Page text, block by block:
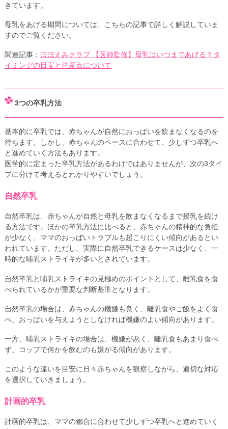
きています。
母乳をあげる期間については、こちらの記事で詳しく解説していま
すのでご覧ください。
関連記事： ほほえみクラブ 【医師監修】母乳はいつまであげる？タ
イミングの目安と注意点について
3つの卒乳方法
基本的に卒乳では、赤ちゃんが自然におっぱいを飲まなくなるのを
待ちます。しかし、赤ちゃんのペースに合わせて、少しずつ卒乳へ
と進めていく方法もあります。
医学的に定まった卒乳方法があるわけではありませんが、次の3タイ
プに分けて考えるとわかりやすいでしょう。
自然卒乳
自然卒乳は、赤ちゃんが自然と母乳を飲まなくなるまで授乳を続け
る方法です。ほかの卒乳方法に比べると、赤ちゃんの精神的な負担
が少なく、ママのおっぱいトラブルも起こりにくい傾向があるとい
われています。ただし、実際に自然卒乳できるケースは少なく、一
時的な哺乳ストライキが多いとされています。
自然卒乳と哺乳ストライキの見極めのポイントとして、離乳食を食
べられているかが重要な判断基準となります。
自然卒乳の場合は、赤ちゃんの機嫌も良く、離乳食やご飯をよく食
べ、おっぱいを与えようとしなければ機嫌のよい傾向があります。
一方、哺乳ストライキの場合は、機嫌が悪く、離乳食もあまり食べ
ず、コップで何かを飲むのも嫌がる傾向があります。
このような違いを目安に日々赤ちゃんを観察しながら、適切な対応
を選択していきましょう。
計画的卒乳
計画的卒乳は、ママの都合に合わせて少しずつ卒乳へと進めていく